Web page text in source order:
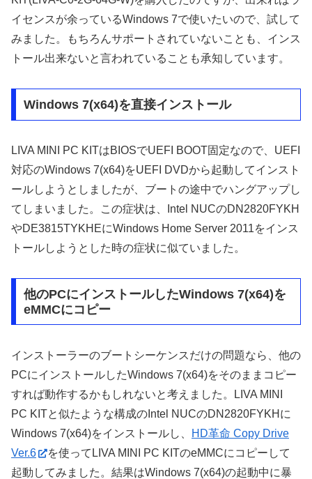
イセンスが余っているWindows 7で使いたいので、試して
みました。もちろんサポートされていないことも、インス
トール出来ないと言われていることも承知しています。
Windows 7(x64)を直接インストール
LIVA MINI PC KITはBIOSでUEFI BOOT固定なので、UEFI
対応のWindows 7(x64)をUEFI DVDから起動してインスト
ールしようとしましたが、ブートの途中でハングアップし
てしまいました。この症状は、Intel NUCのDN2820FYKH
やDE3815TYKHEにWindows Home Server 2011をインス
トールしようとした時の症状に似ていました。
他のPCにインストールしたWindows 7(x64)を
eMMCにコピー
インストーラーのブートシーケンスだけの問題なら、他の
PCにインストールしたWindows 7(x64)をそのままコピー
すれば動作するかもしれないと考えました。LIVA MINI
PC KITと似たような構成のIntel NUCのDN2820FYKHに
Windows 7(x64)をインストールし、
HD革命 Copy Drive
Ver.6
を使ってLIVA MINI PC KITのeMMCにコピーして
起動してみました。結果はWindows 7(x64)の起動中に暴